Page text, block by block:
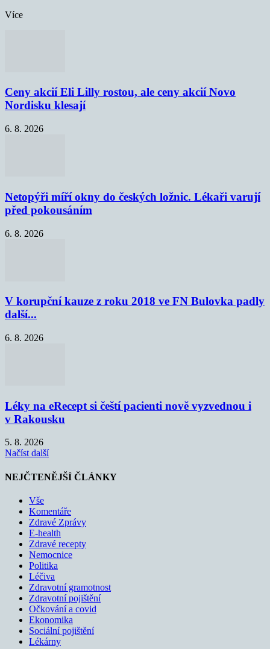
Více
Ceny akcií Eli Lilly rostou, ale ceny akcií Novo
Nordisku klesají
6. 8. 2026
Netopýři míří okny do českých ložnic. Lékaři varují
před pokousáním
6. 8. 2026
V korupční kauze z roku 2018 ve FN Bulovka padly
další...
6. 8. 2026
Léky na eRecept si čeští pacienti nově vyzvednou i
v Rakousku
5. 8. 2026
Načíst další
NEJČTENĚJŠÍ ČLÁNKY
Vše
Komentáře
Zdravé Zprávy
E-health
Zdravé recepty
Nemocnice
Politika
Léčiva
Zdravotní gramotnost
Zdravotní pojištění
Očkování a covid
Ekonomika
Sociální pojištění
Lékárny